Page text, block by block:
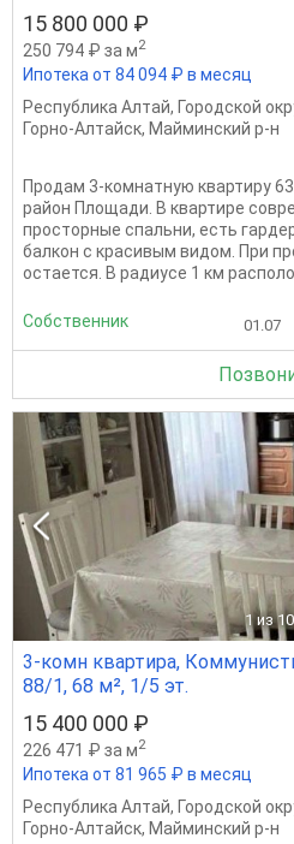
15 800 000 ₽
250 794 ₽ за м2
Ипотека от 84 094 ₽ в месяц
Республика Алтай, Городской
Горно-Алтайск, Майминский р-н
Продам 3-комнатную квартиру
район Площади. В квартире
просторные спальни, есть
балкон с красивым видом. При
остается. В радиусе 1 км
Собственник 01.07
1 из 10
3-комн квартира,
88/1, 68 м², 1/5 эт.
15 400 000 ₽
226 471 ₽ за м2
Ипотека от 81 965 ₽ в месяц
Республика Алтай, Городской
Горно-Алтайск, Майминский р-н